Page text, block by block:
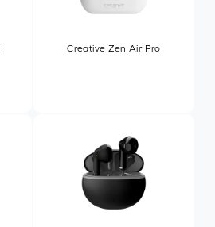
Creative Zen Air Pro